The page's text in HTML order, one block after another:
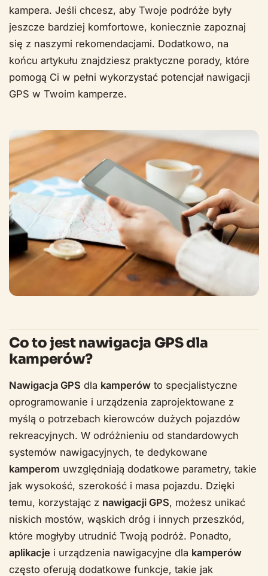
kampera. Jeśli chcesz, aby Twoje podróże były
jeszcze bardziej komfortowe, koniecznie zapoznaj
się z naszymi rekomendacjami. Dodatkowo, na
końcu artykułu znajdziesz praktyczne porady, które
pomogą Ci w pełni wykorzystać potencjał nawigacji
GPS w Twoim kamperze.
Co to jest nawigacja GPS dla
kamperów?
Nawigacja GPS dla kamperów to specjalistyczne
oprogramowanie i urządzenia zaprojektowane z
myślą o potrzebach kierowców dużych pojazdów
rekreacyjnych. W odróżnieniu od standardowych
systemów nawigacyjnych, te dedykowane
kamperom uwzględniają dodatkowe parametry, takie
jak wysokość, szerokość i masa pojazdu. Dzięki
temu, korzystając z nawigacji GPS, możesz unikać
niskich mostów, wąskich dróg i innych przeszkód,
które mogłyby utrudnić Twoją podróż. Ponadto,
aplikacje i urządzenia nawigacyjne dla kamperów
często oferują dodatkowe funkcje, takie jak